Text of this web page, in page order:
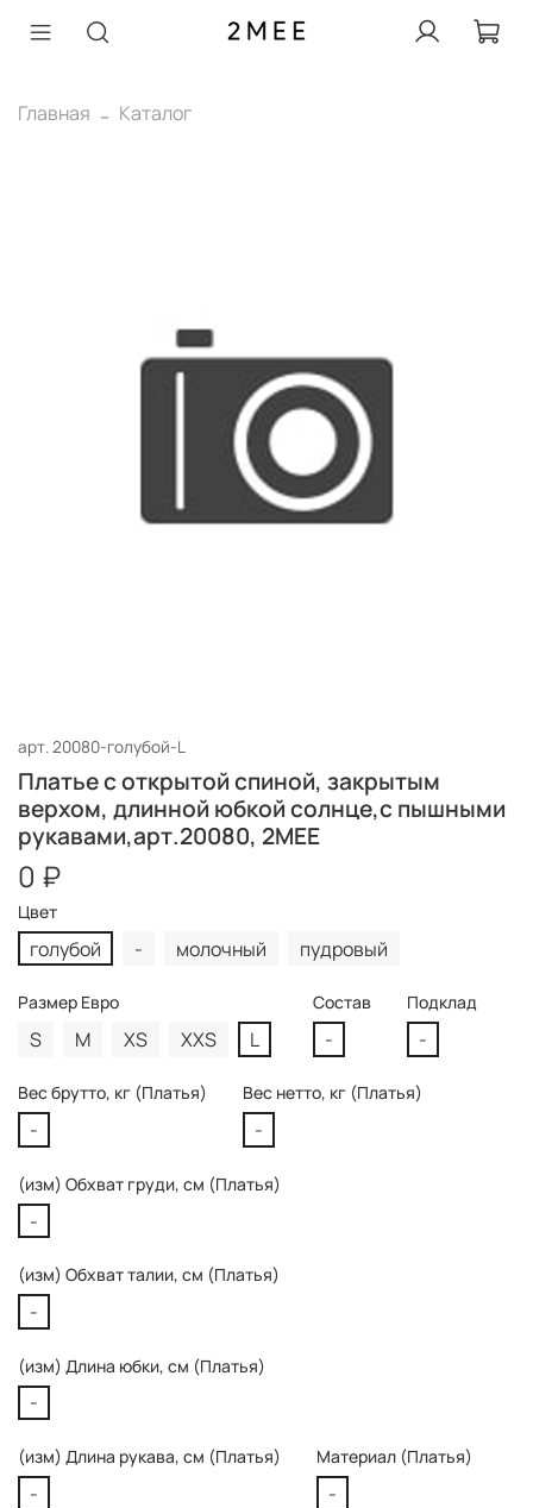
Главная Каталог
арт.20080-голубой-L
Платье с открытой спиной, закрытым
верхом, длинной юбкой солнце,с пышными
рукавами,арт.20080, 2МЕЕ
0 ₽
Цвет
голубой - молочный пудровый
Размер Евро
S M XS XXS L
Состав
-
Подклад
-
Вес брутто, кг (Платья)
-
Вес нетто, кг (Платья)
-
(изм) Обхват груди, см (Платья)
-
(изм) Обхват талии, см (Платья)
-
(изм) Длина юбки, см (Платья)
-
(изм) Длина рукава, см (Платья)
-
Материал (Платья)
-